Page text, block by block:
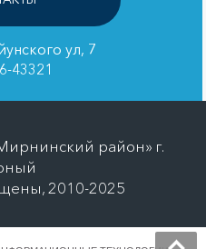
ул, 7
43321
район» г.
2010-2025